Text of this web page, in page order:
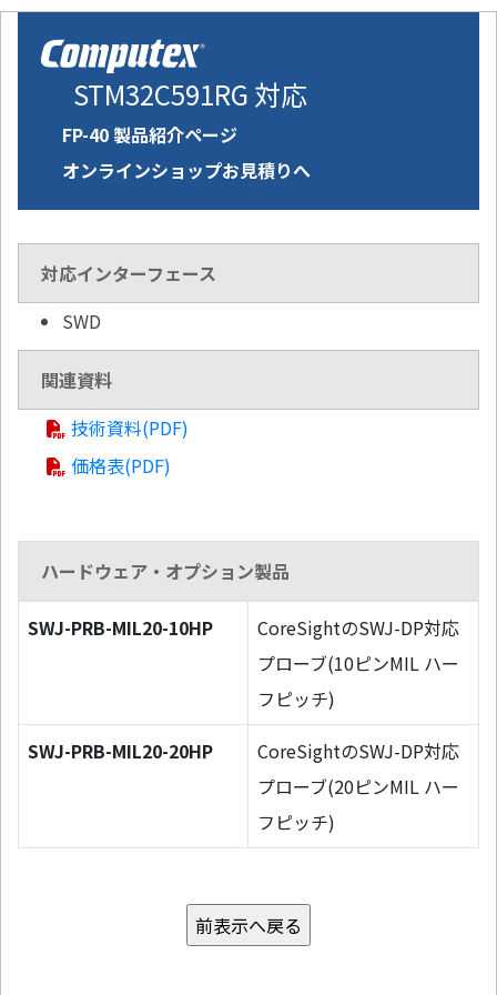
STM32C591RG 対応
FP-40 製品紹介ページ
オンラインショップお見積りへ
対応インターフェース
SWD
関連資料
技術資料(PDF)
価格表(PDF)
ハードウェア・オプション製品
SWJ-PRB-MIL20-10HP
CoreSightのSWJ-DP対応
プローブ(10ピンMIL ハー
フピッチ)
SWJ-PRB-MIL20-20HP
CoreSightのSWJ-DP対応
プローブ(20ピンMIL ハー
フピッチ)